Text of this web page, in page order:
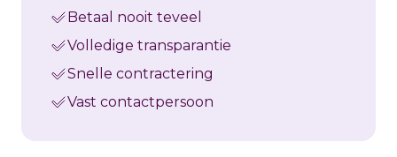
Betaal nooit teveel
Volledige transparantie
Snelle contractering
Vast contactpersoon